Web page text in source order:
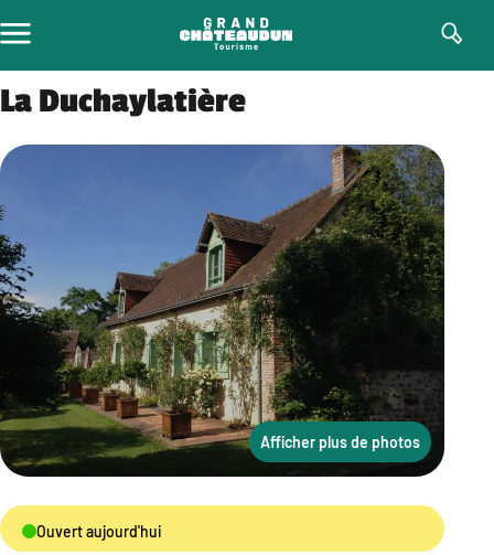
au
contenu
La Duchaylatière
Afficher plus de photos
Ouvert aujourd'hui